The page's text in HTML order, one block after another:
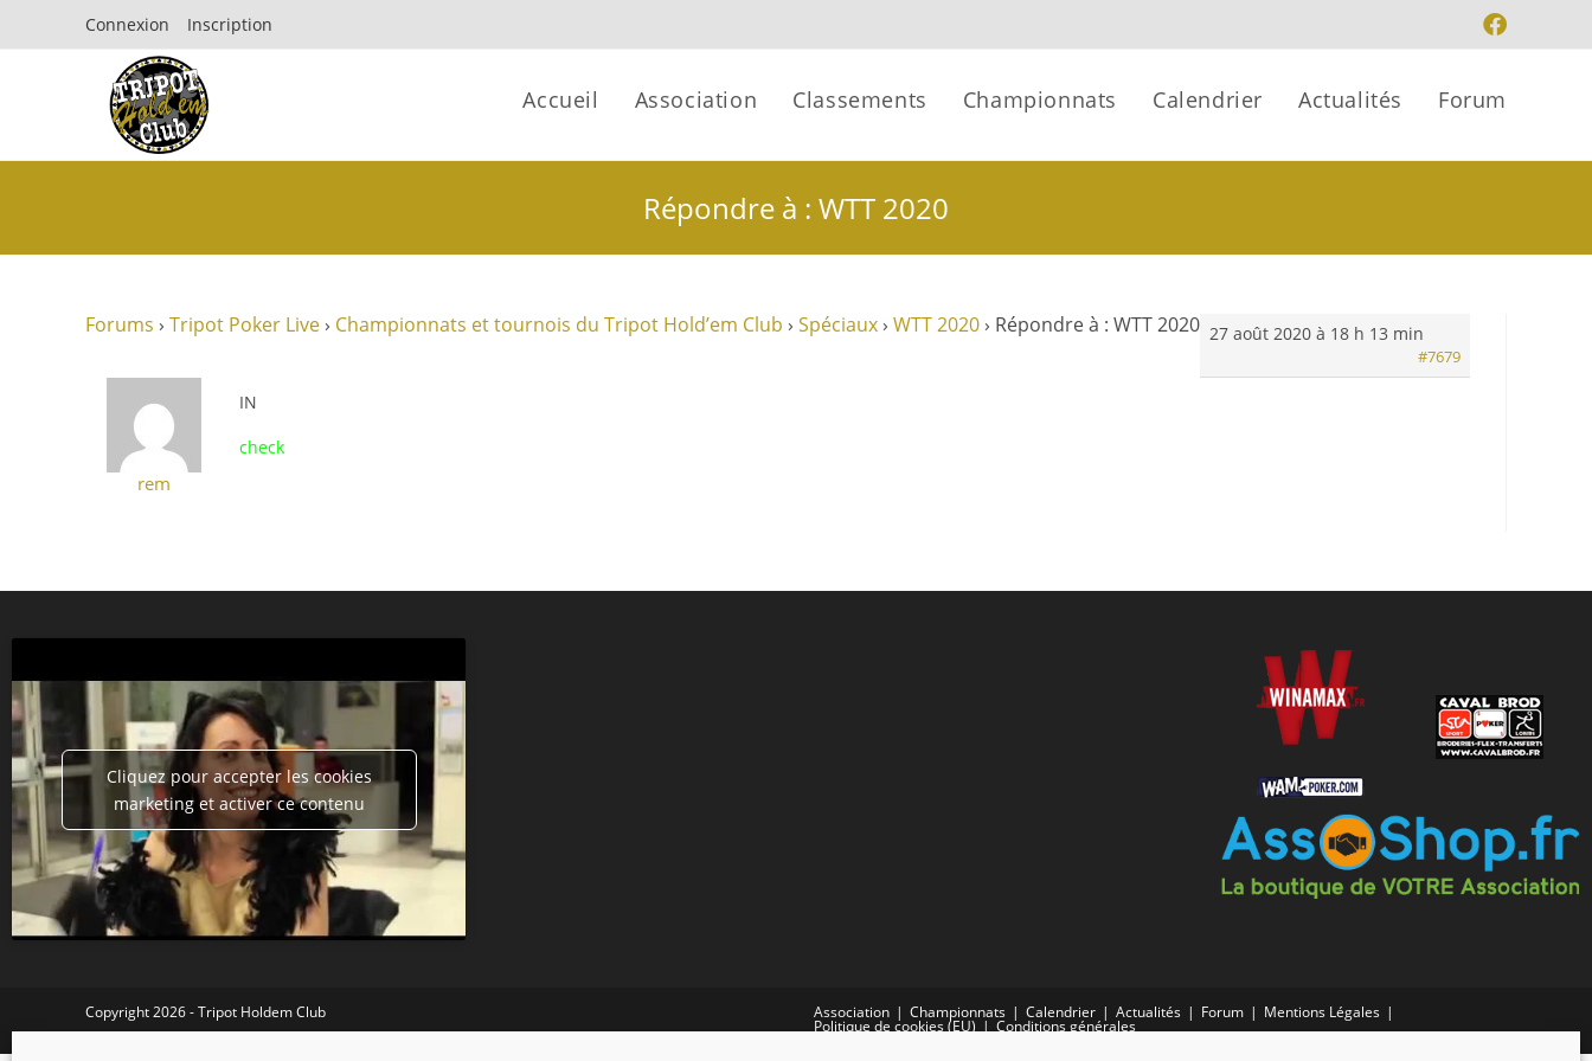
Connexion Inscription
Accueil Association Classements Championnats Calendrier Actualités Forum
Répondre à : WTT 2020
Forums › Tripot Poker Live › Championnats et tournois du Tripot Hold’em Club › Spéciaux › WTT 2020 › Répondre à : WTT 2020 27 août 2020 à 18 h 13 min
#7679
rem
IN
check
Cliquez pour accepter les cookies
marketing et activer ce contenu
Association Championnats Calendrier Actualités Forum Mentions Légales
Politique de cookies (EU) Conditions générales
Copyright 2026 - Tripot Holdem Club